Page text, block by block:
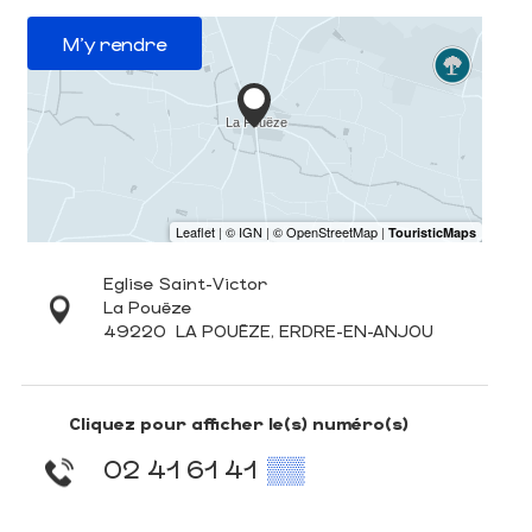
M'y rendre
Eglise Saint-Victor
La Pouëze
49220 LA POUËZE, ERDRE-EN-ANJOU
Cliquez pour afficher le(s) numéro(s)
02 41 61 41 ▒▒